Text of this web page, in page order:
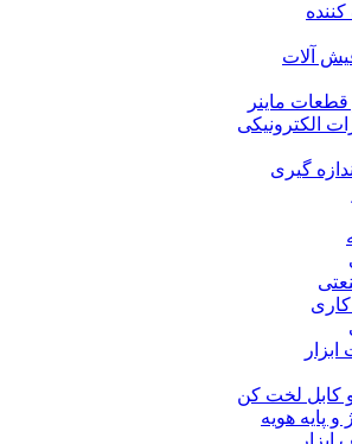
آلات
ماینر
الکترونیکی
گیری
کاری
کابل لخت کن
و پایه هویه